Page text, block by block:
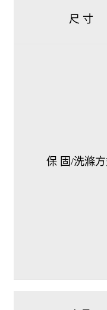
尺 寸
保 固/洗滌